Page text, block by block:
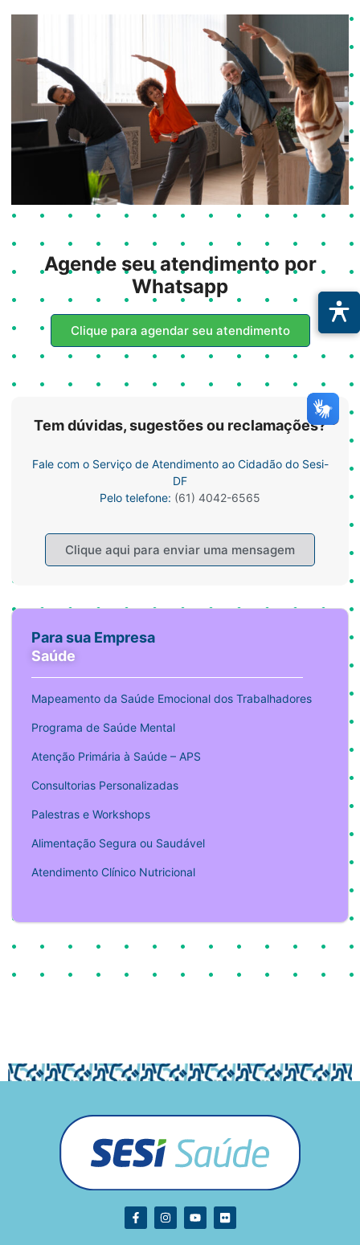
Agende seu atendimento por
Whatsapp
Clique para agendar seu atendimento
Tem dúvidas, sugestões ou reclamações?
Fale com o Serviço de Atendimento ao Cidadão do Sesi-
DF
Pelo telefone: (61) 4042-6565
Clique aqui para enviar uma mensagem
Para sua Empresa
Saúde
Mapeamento da Saúde Emocional dos Trabalhadores
Programa de Saúde Mental
Atenção Primária à Saúde – APS
Consultorias Personalizadas
Palestras e Workshops
Alimentação Segura ou Saudável
Atendimento Clínico Nutricional